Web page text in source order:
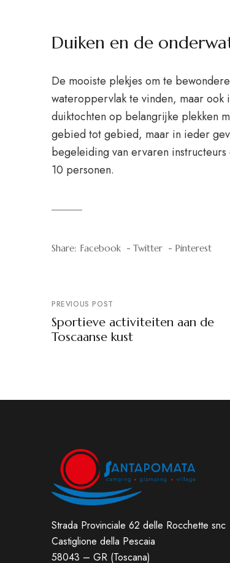
Duiken en de
De mooiste plekjes om te
wateroppervlak te vinden, maar ook
duiktochten op belangrijke plekken
gebied tot gebied, maar in ieder
begeleiding van ervaren
10 personen.
Share: Facebook Twitter Pinterest
PREVIOUS POST
Sportieve activiteiten aan de
Toscaanse kust
Strada Provinciale 62 delle Rocchette snc
Castiglione della Pescaia
58043 – GR (Toscana)